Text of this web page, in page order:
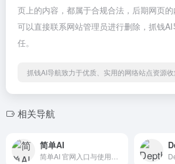
页上的内容，都属于合规合法，后期网页的
可以直接联系网站管理员进行删除，抓钱
任。
抓钱AI导航致力于优质、实用的网络站点资源收
相关导航
简单AI